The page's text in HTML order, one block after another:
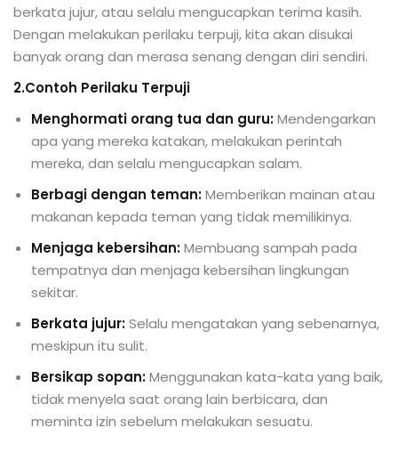
berkata jujur, atau selalu mengucapkan terima kasih.
Dengan melakukan perilaku terpuji, kita akan disukai
banyak orang dan merasa senang dengan diri sendiri.
2.Contoh Perilaku Terpuji
Menghormati orang tua dan guru:Mendengarkan
apa yang mereka katakan, melakukan perintah
mereka, dan selalu mengucapkan salam.
Berbagi dengan teman:Memberikan mainan atau
makanan kepada teman yang tidak memilikinya.
Menjaga kebersihan:Membuang sampah pada
tempatnya dan menjaga kebersihan lingkungan
sekitar.
Berkata jujur:Selalu mengatakan yang sebenarnya,
meskipun itu sulit.
Bersikap sopan:Menggunakan kata-kata yang baik,
tidak menyela saat orang lain berbicara, dan
meminta izin sebelum melakukan sesuatu.